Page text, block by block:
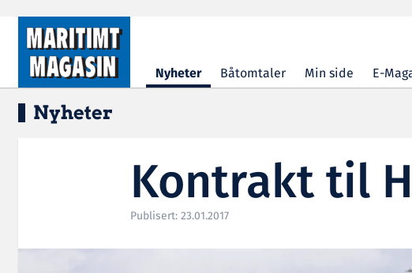
Hopp til hovedinnhold
Nyheter Båtomtaler Min side E-
Nyheter
Kontrakt til
Publisert: 23.01.2017